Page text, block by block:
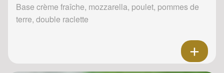
Base crème fraîche, mozzarella, poulet, pommes de
terre, double raclette